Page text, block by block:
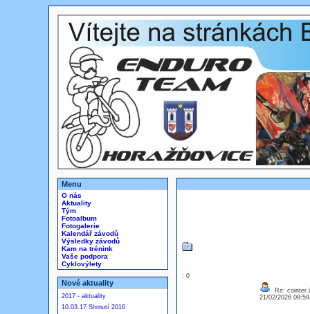
Menu
O nás
Aktuality
Tým
Fotoalbum
Fotogalerie
Kalendář závodů
Výsledky závodů
Kam na trénink
Vaše podpora
Cyklovýlety
Nové aktuality
2017 - aktuality
10.03.17 Shrnutí 2016
: 0
Re:
21/02/2026